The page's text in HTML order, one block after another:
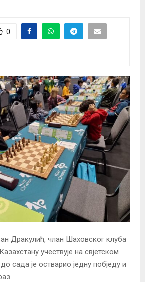
0
Дракулић, члан Шаховског клуба
учествује на свјетском
сада је остварио једну побједу и